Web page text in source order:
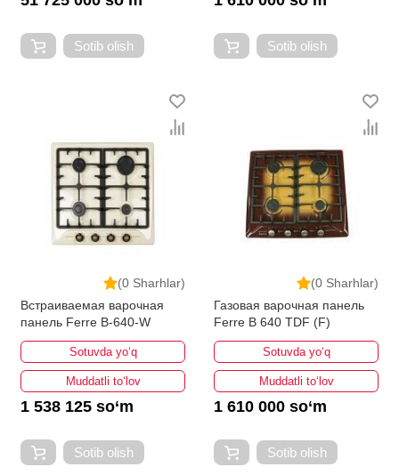
Sotib olish Sotib olish
(0 Sharhlar)
Встраиваемая варочная
панель Ferre B-640-W
Sotuvda yo‘q
Muddatli to‘lov
1 538 125 so‘m
Sotib olish
(0 Sharhlar)
Газовая варочная панель
Ferre B 640 TDF (F)
Sotuvda yo‘q
Muddatli to‘lov
1 610 000 so‘m
Sotib olish